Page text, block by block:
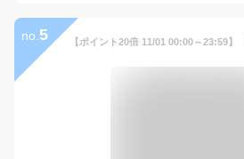
no. 5